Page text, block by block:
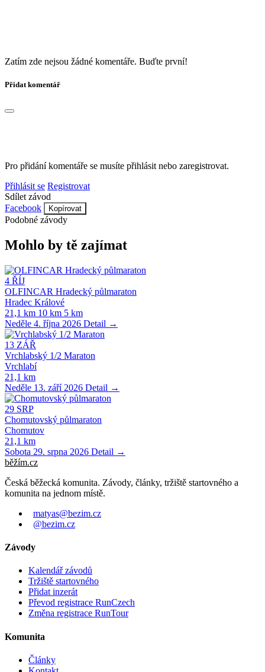
Zatím zde nejsou žádné komentáře. Buďte první!
Přidat komentář
Pro přidání komentáře se musíte přihlásit nebo zaregistrovat.
Přihlásit se Registrovat
Sdílet závod
Facebook
Kopírovat
Podobné závody
Mohlo by tě zajímat
4 ŘÍJ
OLFINCAR Hradecký půlmaraton
Hradec Králové
21,1 km 10 km 5 km
Neděle 4. října 2026 Detail →
13 ZÁŘ
Vrchlabský 1/2 Maraton
Vrchlabí
21,1 km
Neděle 13. září 2026 Detail →
29 SRP
Chomutovský půlmaraton
Chomutov
21,1 km
Sobota 29. srpna 2026 Detail →
běžím.cz
Česká běžecká komunita. Závody, články, tržiště startovného a
komunita na jednom místě.
matyas@bezim.cz
@bezim.cz
Závody
Kalendář závodů
Tržiště startovného
Přidat inzerát
Převod registrace RunCzech
Změna registrace RunTour
Komunita
Články